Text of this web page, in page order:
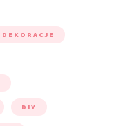
DEKORACJE
DIY